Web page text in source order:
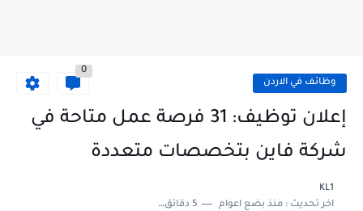
وظائف في الاردن
0
إعلان توظيف: 31 فرصة عمل متاحة في
شركة فاين بتخصصات متعددة
KL1
اخر تحديث :منذ بضع اعوام 5 دقائق للقراءة